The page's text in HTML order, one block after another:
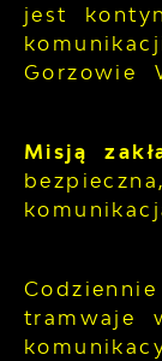
jest
Gorzowie
Misją
tramwaje